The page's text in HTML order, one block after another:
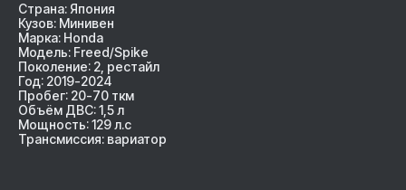
Страна: Япония
Кузов: Минивен
Марка: Honda
Модель: Freed/Spike
Поколение: 2, рестайл
Год: 2019-2024
Пробег: 20-70 ткм
Объём ДВС: 1,5 л
Мощность: 129 л.с
Трансмиссия: вариатор